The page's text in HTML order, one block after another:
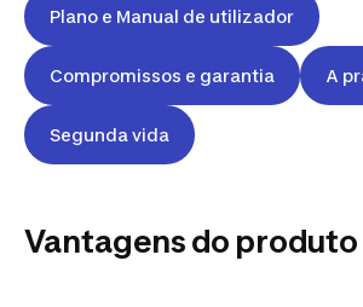
Plano e Manual de utilizador
Compromissos e garantia A
Segunda vida
Vantagens do produto